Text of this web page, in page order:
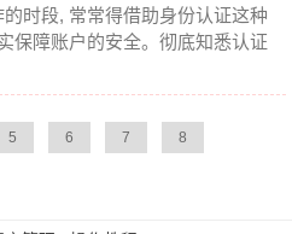
的时段, 常常得借助身份认证这种
保障账户的安全。彻底知悉认证
5 6 7 8